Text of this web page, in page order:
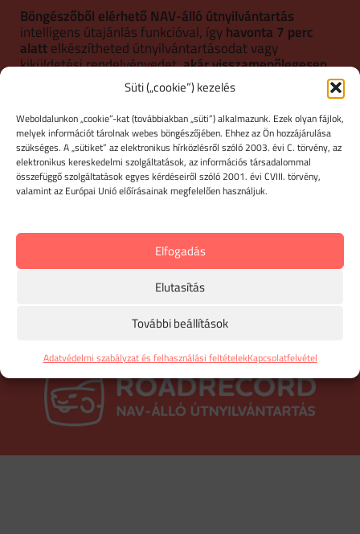
Süti („cookie”) kezelés
Weboldalunkon „cookie”-kat (továbbiakban „süti”) alkalmazunk. Ezek olyan fájlok,
melyek információt tárolnak webes böngészőjében. Ehhez az Ön hozzájárulása
szükséges. A „sütiket” az elektronikus hírközlésről szóló 2003. évi C. törvény, az
elektronikus kereskedelmi szolgáltatások, az információs társadalommal
összefüggő szolgáltatások egyes kérdéseiről szóló 2001. évi CVIII. törvény,
valamint az Európai Unió előírásainak megfelelően használjuk.
Elfogadás
Elutasítás
További beállítások
Adatvédelmi szabályzat és felhasználási feltételekKapcsolatfelvétel
Böngészőből elérhető NAV-álló útnyilvántartás
intelligens útajánlás funkcióval, ígyhavonta 7 perc
alattelkészítheted útnyilvántartásodat vagy
kiküldetési rendelvényedet,akár visszamenőlegesen
Az útnyilvántartó program Mac (Apple) gépen is
megy. Napi adatmentés a felhőbe.
IRÁNY AZ ÚTNYILVÁNTARTÁS